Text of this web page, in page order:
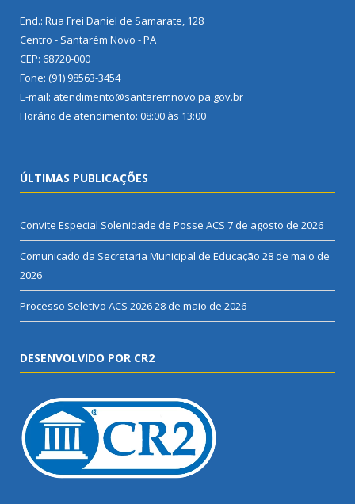
End.: Rua Frei Daniel de Samarate, 128
Centro - Santarém Novo - PA
CEP: 68720-000
Fone: (91) 98563-3454
E-mail: atendimento@santaremnovo.pa.gov.br
Horário de atendimento: 08:00 às 13:00
ÚLTIMAS PUBLICAÇÕES
Convite Especial Solenidade de Posse ACS 7 de agosto de 2026
Comunicado da Secretaria Municipal de Educação 28 de maio de
2026
Processo Seletivo ACS 202628 de maio de 2026
DESENVOLVIDO POR CR2